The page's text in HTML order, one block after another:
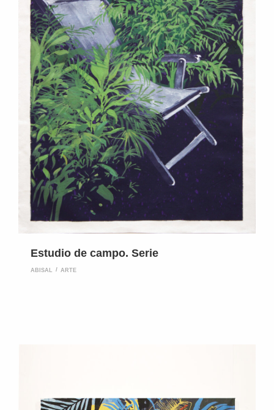
Estudio de campo. Serie
ABISAL ARTE